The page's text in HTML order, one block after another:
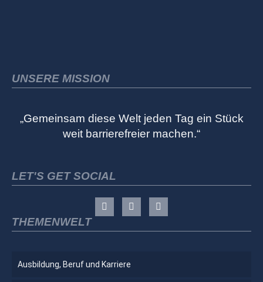
UNSERE MISSION
„Gemeinsam diese Welt jeden Tag ein Stück
weit barrierefreier machen.“
LET'S GET SOCIAL
THEMENWELT
Ausbildung, Beruf und Karriere